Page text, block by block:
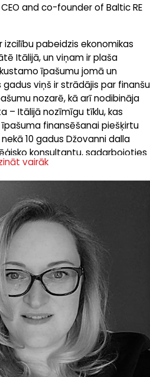
and co-founder of Baltic RE
izcilību pabeidzis ekonomikas
Itālijā, un viņam ir plaša
īpašumu jomā un
viņš ir strādājis par finanšu
nozarē, kā arī nodibināja
– Itālijā nozīmīgu tīklu, kas
finansēšanai piešķirtu
10 gadus Džovanni dalla
konsultantu, sadarbojoties
īpašumu fondiem un
īpašumu
sniedzot klientiem palīdzību
un apgrozījuma projektu
dalla Dzonka
Šis solis ļāva viņam būtiski
jaunattīstības tirgos ar
mazumtirdzniecības sektorā.
īpašumu darījumu
pārstāv uzņēmumu
federācijas (FIABCI)
viņš ir plaši atzīts eksperts
kas saistīti ar galvenajās
nekustamā īpašuma
statusā viņš ir arī uzstājies
nozares konferencēs.
vairāk